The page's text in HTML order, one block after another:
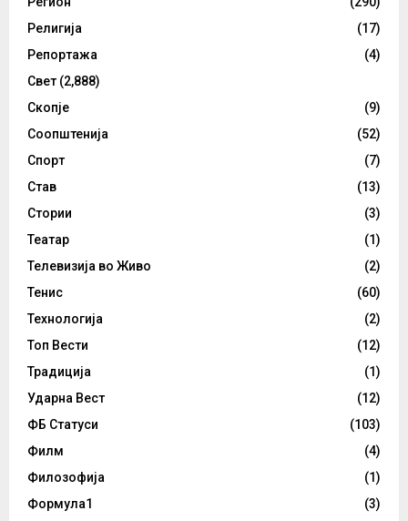
Религија
(17)
Репортажа
(4)
Свет (2,888)
Скопје
(9)
Соопштенија
(52)
Спорт
(7)
Став
(13)
Стории
(3)
Театар
(1)
Телевизија во Живо
(2)
Тенис
(60)
Технологија
(2)
Топ Вести
(12)
Традиција
(1)
Ударна Вест
(12)
ФБ Статуси
(103)
Филм
(4)
Филозофија
(1)
Формула1
(3)